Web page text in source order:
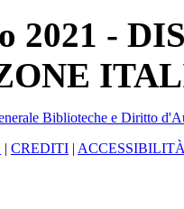
2021 -
Biblioteche e Diritto
| CREDITI |